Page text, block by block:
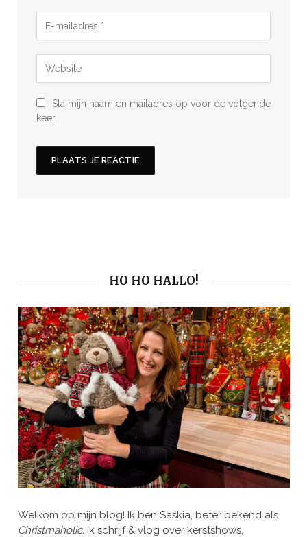
Sla mijn naam en mailadres op voor de volgende
keer.
HO HO HALLO!
Welkom op mijn blog! Ik ben Saskia, beter bekend als
Christmaholic. Ik schrijf & vlog over kerstshows,